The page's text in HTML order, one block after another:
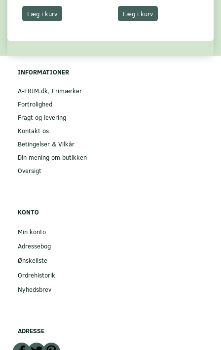
Læg i kurv Læg i kurv
INFORMATIONER
A-FRIM.dk, Frimærker
Fortrolighed
Fragt og levering
Kontakt os
Betingelser & Vilkår
Din mening om butikken
Oversigt
KONTO
Min konto
Adressebog
Ønskeliste
Ordrehistorik
Nyhedsbrev
ADRESSE